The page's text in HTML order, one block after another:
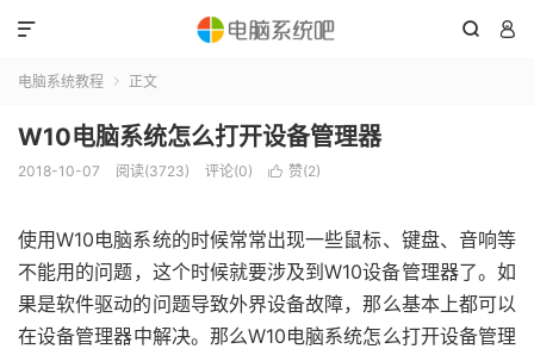
 

电脑系统教程  正文
W10电脑系统怎么打开设备管理器
2018-10-07 阅读(3723) 评论(0)  赞(2)
使用W10电脑系统的时候常常出现一些鼠标、键盘、音响等
不能用的问题，这个时候就要涉及到W10设备管理器了。如
果是软件驱动的问题导致外界设备故障，那么基本上都可以
在设备管理器中解决。那么W10电脑系统怎么打开设备管理